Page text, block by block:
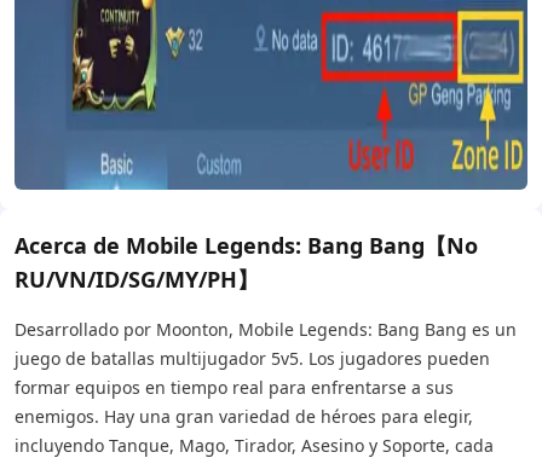
Acerca de Mobile Legends: Bang Bang【No
RU/VN/ID/SG/MY/PH】
Desarrollado por Moonton, Mobile Legends: Bang Bang es un
juego de batallas multijugador 5v5. Los jugadores pueden
formar equipos en tiempo real para enfrentarse a sus
enemigos. Hay una gran variedad de héroes para elegir,
incluyendo Tanque, Mago, Tirador, Asesino y Soporte, cada